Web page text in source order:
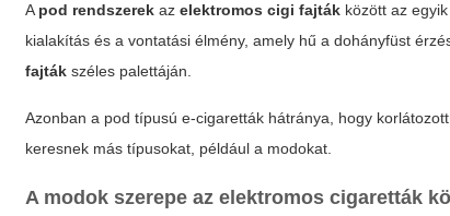
A pod rendszerek azelektromos cigi fajták között az
kialakítás és a vontatási élmény, amely hű a dohányfüst
fajták széles palettáján.
Azonban a pod típusú e-cigaretták hátránya, hogy
keresnek más típusokat, például a modokat.
A modok szerepe az elektromos cigaretták